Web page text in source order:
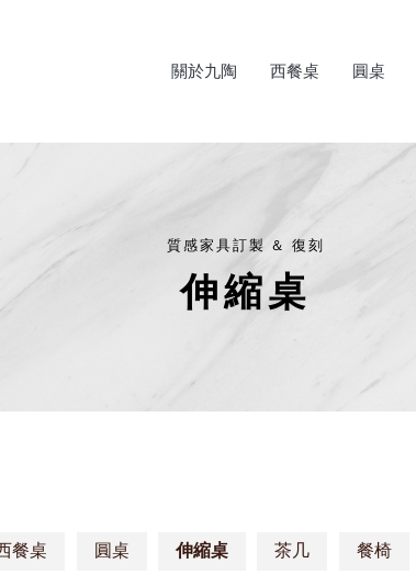
關於九陶 西餐桌 圓桌
伸縮桌
餐桌 圓桌 伸縮桌 茶几 餐椅